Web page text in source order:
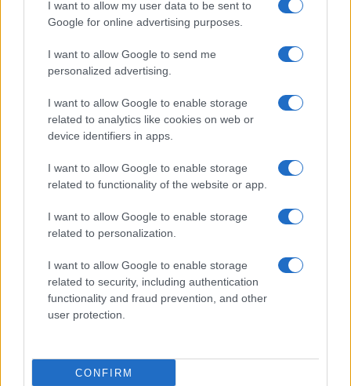
I want to allow my user data to be sent to
Google for online advertising purposes.
I want to allow Google to send me
personalized advertising.
I want to allow Google to enable storage
related to analytics like cookies on web or
device identifiers in apps.
I want to allow Google to enable storage
related to functionality of the website or app.
I want to allow Google to enable storage
related to personalization.
I want to allow Google to enable storage
related to security, including authentication
functionality and fraud prevention, and other
user protection.
CONFIRM
Continua a leggere
BELLEZZA